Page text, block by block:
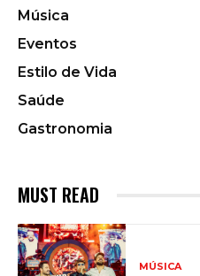
Música
Eventos
Estilo de Vida
Saúde
Gastronomia
MUST READ
MÚSICA